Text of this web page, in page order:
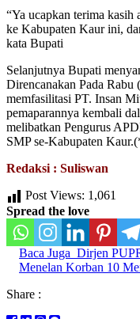
“Ya ucapkan terima
ke Kabupaten Kaur ini,
kata Bupati
Selanjutnya Bupati
Direncanakan Pada Rabu
memfasilitasi PT. Insan
pemaparannya kembali
melibatkan Pengurus
SMP se-Kabupaten
Redaksi : Suliswan
Post Views: 1,061
Spread the love
Baca Juga Dirjen
Menelan Korban 10
Share :